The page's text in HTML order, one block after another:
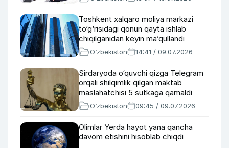
Toshkent xalqaro moliya markazi
to‘g‘risidagi qonun qayta ishlab
chiqilganidan keyin ma’qullandi
O‘zbekiston 14:41 / 09.07.2026
Sirdaryoda o‘quvchi qizga Telegram
orqali shilqimlik qilgan maktab
maslahatchisi 5 sutkaga qamaldi
O‘zbekiston 09:45 / 09.07.2026
Olimlar Yerda hayot yana qancha
davom etishini hisoblab chiqdi